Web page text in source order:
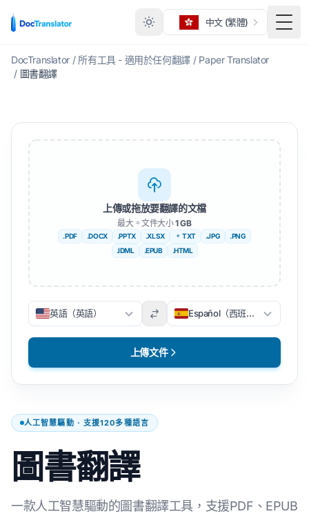
中文 (繁體)
切換
DocTranslator / 所有工具 - 適用於任何翻譯 / Paper Translator
/ 圖書翻譯
人工智慧驅動 · 支援120多種語言
圖書翻譯
一款人工智慧驅動的圖書翻譯工具，支援PDF、EPUB
上傳或拖放要翻譯的文檔
最大。文件大小1 GB
.PDF .DOCX .PPTX .XLSX 。 TXT .JPG
.PNG
.IDML
.EPUB .HTML
英語（英語） Español（西班牙文）
上傳文件